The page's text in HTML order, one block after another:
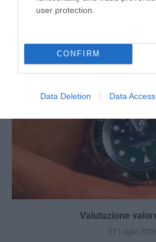
user protection.
CONFIRM
Data Deletion Data Access
Ristrutturazione completa
Valutazione
27 Luglio 2026